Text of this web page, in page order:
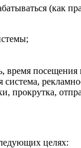
(как
время посещения
прокрутка,
целях: